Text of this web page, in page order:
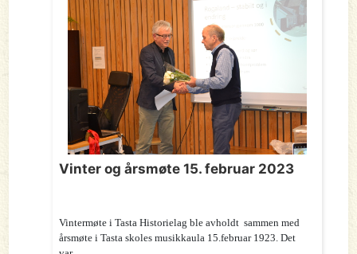
Vinter og årsmøte 15. februar 2023
Vintermøte i Tasta Historielag ble avholdt sammen med
årsmøte i Tasta skoles musikkaula 15.februar 1923. Det